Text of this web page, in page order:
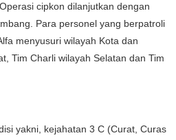
cipkon dilanjutkan dengan
Para personel yang berpatroli
menyusuri wilayah Kota dan
Tim Charli wilayah Selatan dan Tim
yakni, kejahatan 3 C (Curat, Curas